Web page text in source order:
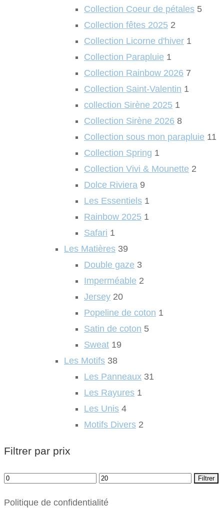
Collection Coeur de pétales 5
Collection fêtes 2025 2
Collection Licorne d'hiver 1
Collection Parapluie 1
Collection Rainbow 2026 7
Collection Saint-Valentin 1
collection Sirène 2025 1
Collection Sirène 2026 8
Collection sous mon parapluie 11
Collection Spring 1
Collection Vivi & Mounette 2
Dolce Riviera 9
Les Essentiels 1
Rainbow 2025 1
Safari 1
Les Matières 39
Double gaze 3
Imperméable 2
Jersey 20
Popeline de coton 1
Satin de coton 5
Sweat 19
Les Motifs 38
Les Panneaux 31
Les Rayures 1
Les Unis 4
Motifs Divers 2
Filtrer par prix
Prix
Prix
Filtrer
Politique de confidentialité